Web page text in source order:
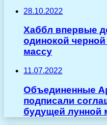
28.10.2022
Хаббл впервые
одинокой
массу
11.07.2022
Объединенные
подписали
будущей лунной